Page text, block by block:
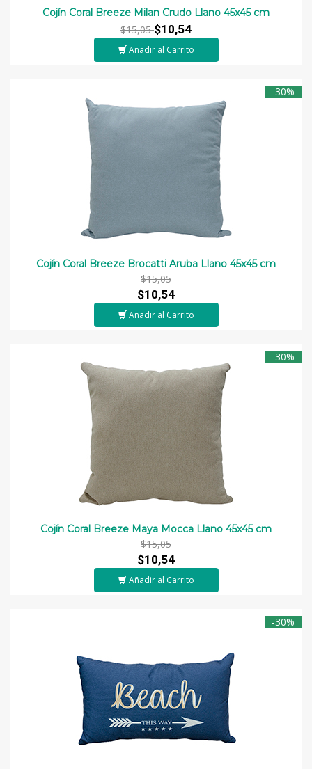
Cojín Coral Breeze Milan Crudo Llano 45x45 cm
$15,05$10,54
Añadir al Carrito
-30%
Cojín Coral Breeze Brocatti Aruba Llano 45x45 cm
$15,05
$10,54
Añadir al Carrito
-30%
Cojín Coral Breeze Maya Mocca Llano 45x45 cm
$15,05
$10,54
Añadir al Carrito
-30%